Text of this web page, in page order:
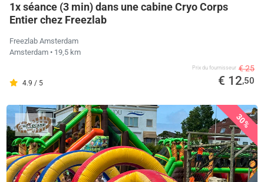
1x séance (3 min) dans une cabine Cryo Corps
Entier chez Freezlab
Freezlab Amsterdam
Amsterdam • 19,5 km
4.9 / 5
Prix ​​du fournisseur € 25
€ 12,50
30%